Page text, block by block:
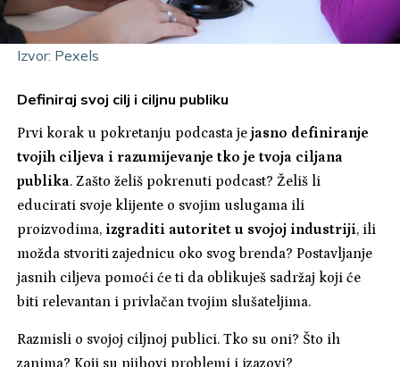
Izvor: Pexels
Definiraj svoj cilj i ciljnu publiku
Prvi korak u pokretanju podcasta jejasno definiranje
tvojih ciljeva i razumijevanje tko je tvoja ciljana
publika. Zašto želiš pokrenuti podcast? Želiš li
educirati svoje klijente o svojim uslugama ili
proizvodima, izgraditi autoritet u svojoj industriji, ili
možda stvoriti zajednicu oko svog brenda? Postavljanje
jasnih ciljeva pomoći će ti da oblikuješ sadržaj koji će
biti relevantan i privlačan tvojim slušateljima.
Razmisli o svojoj ciljnoj publici. Tko su oni? Što ih
zanima? Koji su njihovi problemi i izazovi?